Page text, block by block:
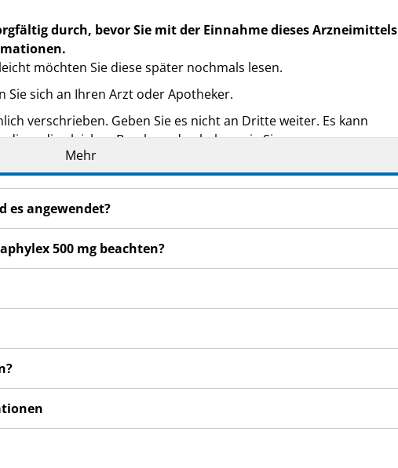
durch, bevor Sie mit der Einnahme dieses Arzneimittels
möchten Sie diese später nochmals lesen.
Sie sich an Ihren Arzt oder Apotheker.
verschrieben. Geben Sie es nicht an Dritte weiter. Es kann
die gleichen Beschwerden haben wie Sie.
angegeben sind. Siehe Abschnitt 4.
Mehr
es angewendet?
500 mg beachten?